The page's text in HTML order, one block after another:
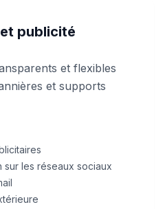
publicité
et flexibles
et supports
sur les réseaux sociaux